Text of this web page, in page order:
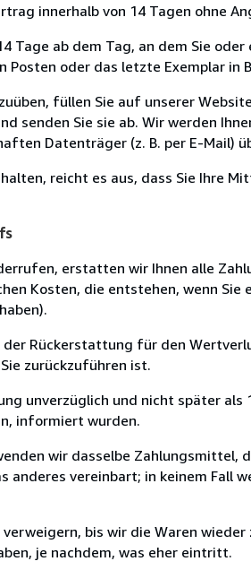
innerhalb von 14 Tagen ohne
ab dem Tag, an dem Sie
oder das letzte Exemplar in
füllen Sie auf unserer
senden Sie sie ab. Wir werden
Datenträger (z. B. per E-Mail)
reicht es aus, dass Sie Ihre
erstatten wir Ihnen alle
Kosten, die entstehen, wenn
der Rückerstattung für den
zurückzuführen ist.
unverzüglich und nicht später als
informiert wurden.
wir dasselbe Zahlungsmittel,
anderes vereinbart; in keinem Fall
bis wir die Waren
je nachdem, was eher eintritt.